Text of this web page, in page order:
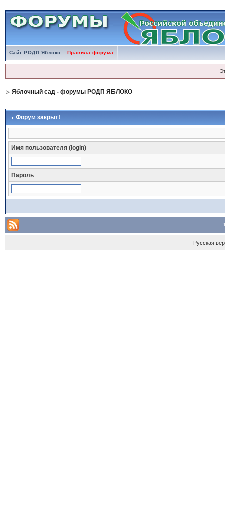
Сайт РОДП Яблоко Правила форума
Яблочный сад - форумы РОДП ЯБЛОКО
Форум закрыт!
Имя пользователя (login)
Пароль
Русская